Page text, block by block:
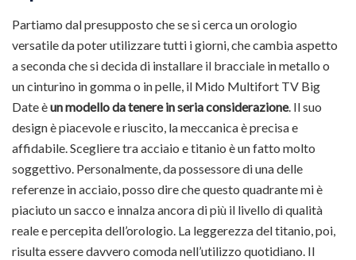
Partiamo dal presupposto che se si cerca un orologio
versatile da poter utilizzare tutti i giorni, che cambia aspetto
a seconda che si decida di installare il bracciale in metallo o
un cinturino in gomma o in pelle, il Mido Multifort TV Big
Date èun modello da tenere in seria considerazione. Il suo
design è piacevole e riuscito, la meccanica è precisa e
affidabile. Scegliere tra acciaio e titanio è un fatto molto
soggettivo. Personalmente, da possessore di una delle
referenze in acciaio, posso dire che questo quadrante mi è
piaciuto un sacco e innalza ancora di più il livello di qualità
reale e percepita dell’orologio. La leggerezza del titanio, poi,
risulta essere davvero comoda nell’utilizzo quotidiano. Il